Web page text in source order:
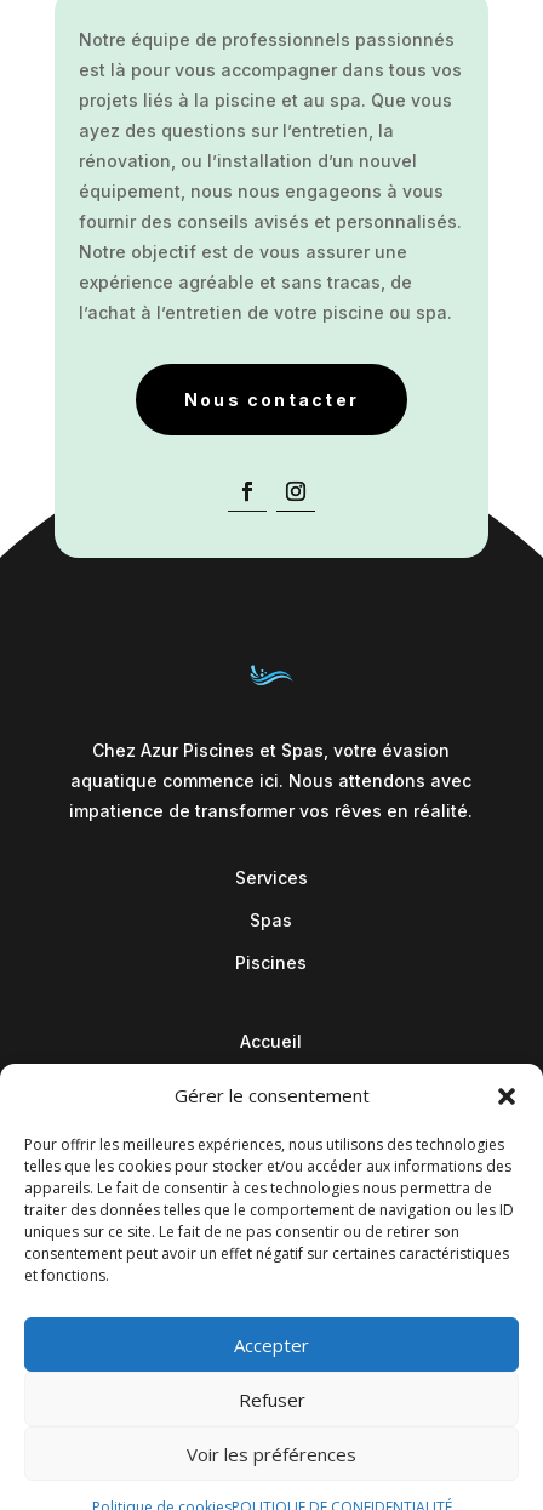
Gérer le consentement
Pour offrir les meilleures expériences, nous utilisons des technologies
telles que les cookies pour stocker et/ou accéder aux informations des
appareils. Le fait de consentir à ces technologies nous permettra de
traiter des données telles que le comportement de navigation ou les ID
uniques sur ce site. Le fait de ne pas consentir ou de retirer son
consentement peut avoir un effet négatif sur certaines caractéristiques
et fonctions.
Accepter
Refuser
Voir les préférences
Notre équipe de professionnels passionnés
est là pour vous accompagner dans tous vos
projets liés à la piscine et au spa. Que vous
ayez des questions sur l’entretien, la
rénovation, ou l’installation d’un nouvel
équipement, nous nous engageons à vous
fournir des conseils avisés et personnalisés.
Notre objectif est de vous assurer une
expérience agréable et sans tracas, de
l’achat à l’entretien de votre piscine ou spa.
Nous contacter
Chez Azur Piscines et Spas, votre évasion
aquatique commence ici. Nous attendons avec
impatience de transformer vos rêves en réalité.
Services
Spas
Piscines
Accueil
© M Development 2026– Mentions légales